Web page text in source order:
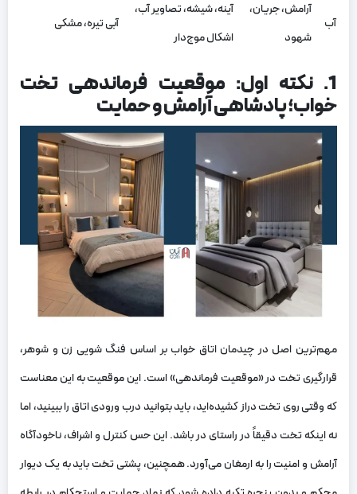
آب
آرامش، جریان،
شهود
آینه، شیشه، تصاویر آب،
اشکال موج‌دار
آبی تیره، مشکی
1. نکته اول: موقعیت فرماندهی تخت
خواب؛ پادشاهی آرامش و حمایت
مهم‌ترین اصل در چیدمان اتاق خواب بر اساس فنگ شویی زن و شوهر،
قرارگیری تخت در «موقعیت فرماندهی» است. این موقعیت به این معناست
که وقتی روی تخت دراز کشیده‌اید، باید بتوانید درب ورودی اتاق را ببینید، اما
نه اینکه تخت دقیقاً در راستای در باشد. این حس کنترل و اشراف، ناخودآگاه
آرامش و امنیت را به ارمغان می‌آورد. همچنین، پشتی تخت باید به یک دیوار